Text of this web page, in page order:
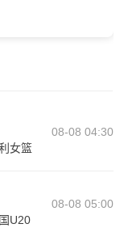
08-08 04:30
女篮
08-08 05:00
U20